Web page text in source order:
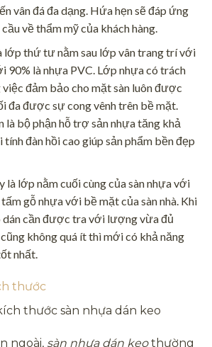
vân đá đa dạng. Hứa hẹn sẽ đáp ứng
về thẩm mỹ của khách hàng.
lớp thứ tư nằm sau lớp vân trang trí với
90% là nhựa PVC. Lớp nhựa có trách
đảm bảo cho mặt sàn luôn được
đa được sự cong vênh trên bề mặt.
là bộ phận hỗ trợ sản nhựa tăng khả
đàn hồi cao giúp sản phẩm bền đẹp
là lớp nằm cuối cùng của sàn nhựa với
gỗ nhựa với bề mặt của sàn nhà. Khi
dán cần được tra với lượng vừa đủ
không quá ít thì mới có khả năng
nhất.
thước
ngoài, sàn nhựa dán keothường